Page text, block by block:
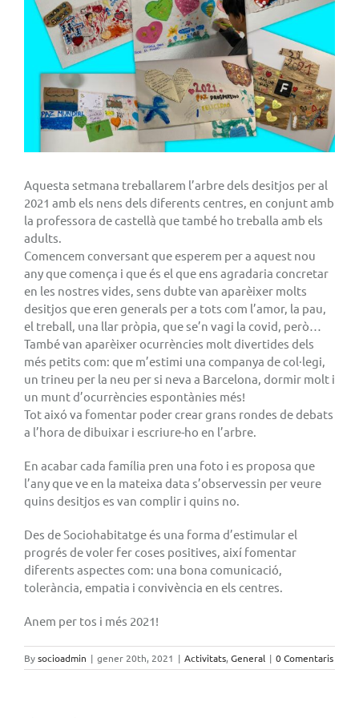
Aquesta setmana treballarem l’arbre dels desitjos per al
2021 amb els nens dels diferents centres, en conjunt amb
la professora de castellà que també ho treballa amb els
adults.
Comencem conversant que esperem per a aquest nou
any que comença i que és el que ens agradaria concretar
en les nostres vides, sens dubte van aparèixer molts
desitjos que eren generals per a tots com l’amor, la pau,
el treball, una llar pròpia, que se’n vagi la covid, però…
També van aparèixer ocurrències molt divertides dels
més petits com: que m’estimi una companya de col·legi,
un trineu per la neu per si neva a Barcelona, dormir molt i
un munt d’ocurrències espontànies més!
Tot aixó va fomentar poder crear grans rondes de debats
a l’hora de dibuixar i escriure-ho en l’arbre.
En acabar cada família pren una foto i es proposa que
l’any que ve en la mateixa data s’observessin per veure
quins desitjos es van complir i quins no.
Des de Sociohabitatge és una forma d’estimular el
progrés de voler fer coses positives, així fomentar
diferents aspectes com: una bona comunicació,
tolerància, empatia i convivència en els centres.
Anem per tos i més 2021!
Bysocioadmin | gener 20th, 2021 | Activitats, General | 0 Comentaris